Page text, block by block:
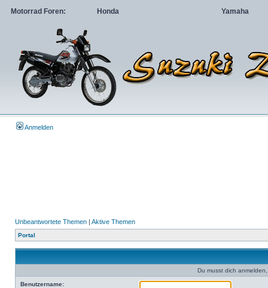
Motorrad Foren: Honda Yamaha
Anmelden
Unbeantwortete Themen | Aktive Themen
Portal
Du musst dich
Benutzername: